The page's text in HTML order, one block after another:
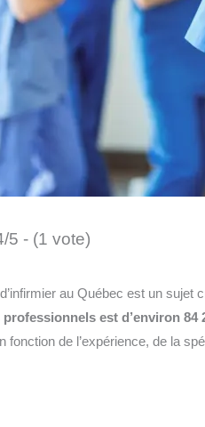
5 - (1 vote)
au Québec est un
est d’environ 84
fonction de l’expérience, de la